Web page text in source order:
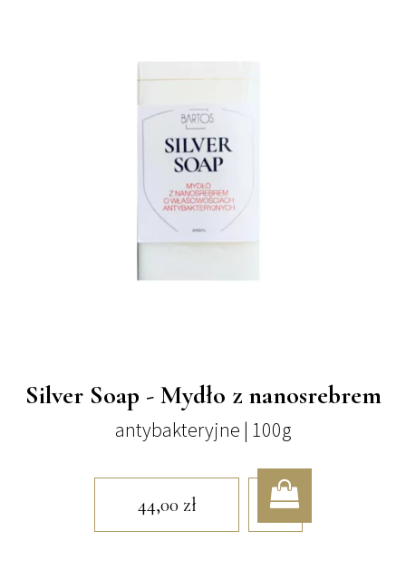
Silver Soap - Mydło z nanosrebrem
antybakteryjne | 100g
44,00 zł